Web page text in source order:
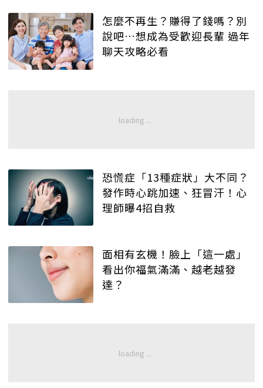
怎麼不再生？賺得了錢嗎？別
說吧…想成為受歡迎長輩 過年
聊天攻略必看
恐慌症「13種症狀」大不同？
發作時心跳加速、狂冒汗！心
理師曝4招自救
面相有玄機！臉上「這一處」
看出你福氣滿滿、越老越發
達？